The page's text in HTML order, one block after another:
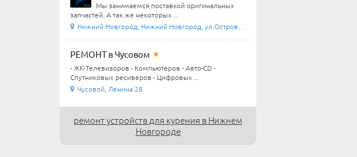
Мы занимаемся поставкой оригинальных
запчастей. А так же некоторых ...
Нижний Новгород, Нижний Новгород, ул.Островского ...
РЕМОНТ в Чусовом
- ЖК-Телевизоров - Компьютеров - Авто-CD -
Спутниковых ресиверов - Цифровых ...
Чусовой, Ленина 28
ремонт устройств для курения в Нижнем
Новгороде